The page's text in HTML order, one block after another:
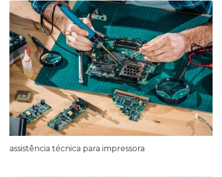
assistência técnica para impressora